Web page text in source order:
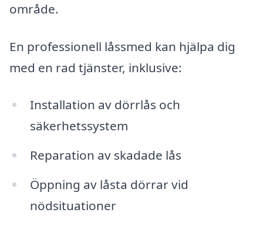
område.
En professionell låssmed kan hjälpa dig
med en rad tjänster, inklusive:
Installation av dörrlås och
säkerhetssystem
Reparation av skadade lås
Öppning av låsta dörrar vid
nödsituationer